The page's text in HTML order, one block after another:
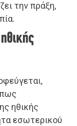
την πράξη,
ηθικής
εσωτερικού